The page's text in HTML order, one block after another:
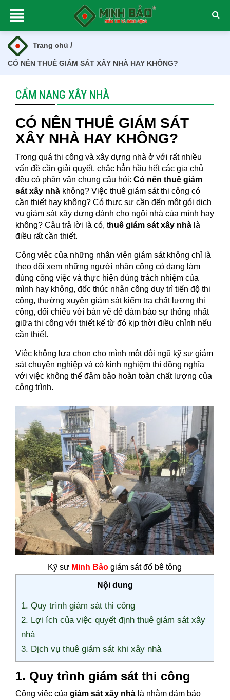
Trang chủ /
CÓ NÊN THUÊ GIÁM SÁT XÂY NHÀ HAY KHÔNG?
CẨM NANG XÂY NHÀ
CÓ NÊN THUÊ GIÁM SÁT
XÂY NHÀ HAY KHÔNG?
Trong quá thi công và xây dựng nhà ở với rất nhiều
vấn đề cần giải quyết, chắc hẳn hầu hết các gia chủ
đều có phân vân chung câu hỏi: Có nên thuê giám
sát xây nhà không? Việc thuê giám sát thi công có
cần thiết hay không? Có thực sự cần đến một gói dịch
vụ giám sát xây dựng dành cho ngôi nhà của mình hay
không? Câu trả lời là có, thuê giám sát xây nhà là
điều rất cần thiết.
Công việc của những nhân viên giám sát không chỉ là
theo dõi xem những người nhân công có đang làm
đúng công việc và thực hiện đúng trách nhiệm của
mình hay không, đốc thúc nhân công duy trì tiến độ thi
công, thường xuyên giám sát kiểm tra chất lượng thi
công, đối chiếu với bản vẽ để đảm bảo sự thống nhất
giữa thi công với thiết kế từ đó kịp thời điều chỉnh nếu
cần thiết.
Việc không lựa chọn cho mình một đội ngũ kỹ sư giám
sát chuyên nghiệp và có kinh nghiệm thì đồng nghĩa
với việc không thể đảm bảo hoàn toàn chất lượng của
công trình.
Kỹ sư Minh Bảo giám sát đổ bê tông
Nội dung
1. Quy trình giám sát thi công
2. Lợi ích của việc quyết định thuê giám sát xây
nhà
3. Dịch vụ thuê giám sát khi xây nhà
1. Quy trình giám sát thi công
Công việc của giám sát xây nhà là nhằm đảm bảo